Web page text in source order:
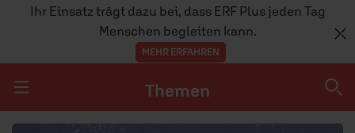
Ihr Einsatz trägt dazu bei, dass ERF Plus jeden Tag
Menschen begleiten kann.
MEHR ERFAHREN
Navigation überspringen
Themen